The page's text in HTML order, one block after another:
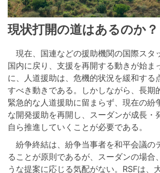
現状打開の道はあるのか？
現在、国連などの援助機関の国際スタ
国内に戻り、支援を再開する動きが始ま
に、人道援助は、危機的状況を緩和する
すべき動きである。しかしながら、長期
緊急的な人道援助に留まらず、現在の紛
な開発援助を再開し、スーダンが成長・
自ら推進していくことが必要である。
紛争終結は、紛争当事者を和平会議の
ることが原則であるが、スーダンの場合
うな提案に応じる気配がない。RSFは、